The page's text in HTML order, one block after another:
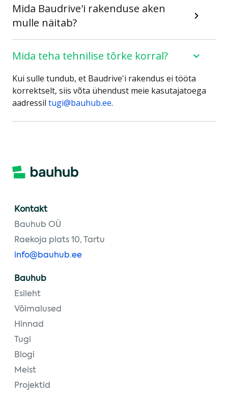
Mida Baudrive'i rakenduse aken
mulle näitab?
Mida teha tehnilise tõrke korral?
Kui sulle tundub, et Baudrive'i rakendus ei tööta
korrektselt, siis võta ühendust meie kasutajatoega
aadressil tugi@bauhub.ee.
Kontakt
Bauhub OÜ
Raekoja plats 10, Tartu
info@bauhub.ee
Bauhub
Esileht
Võimalused
Hinnad
Tugi
Blogi
Meist
Projektid